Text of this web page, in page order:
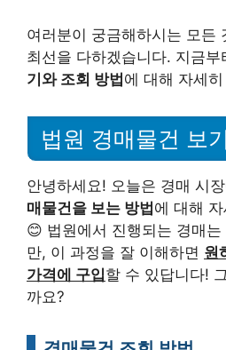
여러분이 궁금해하시는 모든
최선을 다하겠습니다. 지금부
기와 조회 방법에 대해 자세
법원 경매물건 보기
안녕하세요! 오늘은 경매 시
매물건을 보는 방법 에 대해
😊 법원에서 진행되는 경매
만, 이 과정을 잘 이해하면 원
가격에 구입할 수 있답니다!
까요?